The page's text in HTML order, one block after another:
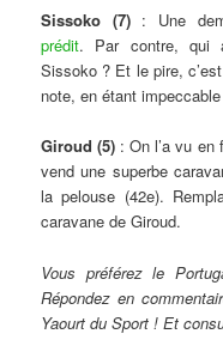
Sissoko (7): Une
prédit. Par contre, qui
Sissoko ? Et le pire,
note, en étant
Giroud (5) : On l’a vu
vend une superbe
la pelouse (42e).
caravane de Giroud.
Vous préférez le
Répondez en
Yaourt du Sport ! Et